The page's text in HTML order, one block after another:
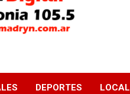
Madryn
DEPORTES